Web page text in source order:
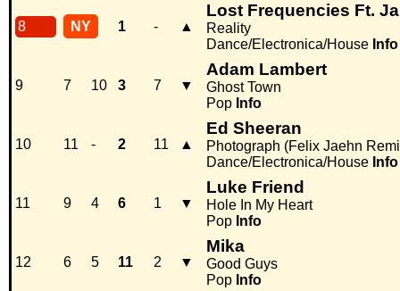
8 NY 1 - ▲
Lost Frequencies Ft.
Reality
Dance/Electronica/House Info
9 7 10 3 7 ▼
Adam Lambert
Ghost Town
Pop Info
10 11 - 2 11 ▲
Ed Sheeran
Photograph (Felix Jaehn
Dance/Electronica/House Info
11 9 4 6 1 ▼
Luke Friend
Hole In My Heart
Pop Info
12 6 5 11 2 ▼
Mika
Good Guys
Pop Info